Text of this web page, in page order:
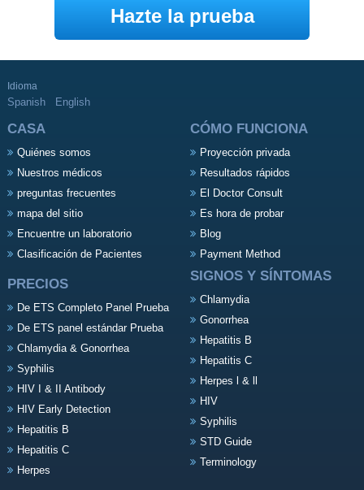
Hazte la prueba
Idioma
Spanish English
CASA
Quiénes somos
Nuestros médicos
preguntas frecuentes
mapa del sitio
Encuentre un laboratorio
Clasificación de Pacientes
CÓMO FUNCIONA
Proyección privada
Resultados rápidos
El Doctor Consult
Es hora de probar
Blog
Payment Method
PRECIOS
De ETS Completo Panel Prueba
De ETS panel estándar Prueba
Chlamydia & Gonorrhea
Syphilis
HIV I & II Antibody
HIV Early Detection
Hepatitis B
Hepatitis C
Herpes
SIGNOS Y SÍNTOMAS
Chlamydia
Gonorrhea
Hepatitis B
Hepatitis C
Herpes l & ll
HIV
Syphilis
STD Guide
Terminology